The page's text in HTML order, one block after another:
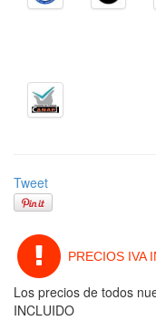
Tweet
PRECIOS IVA
Los precios de todos
INCLUIDO